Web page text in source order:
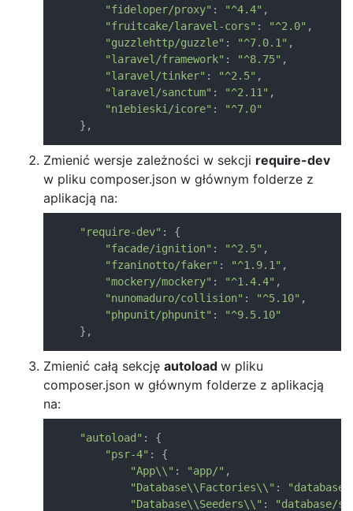
"fideloper/proxy" : "^4.4" ,
"fruitcake/laravel-cors" : "^2.0" ,
"guzzlehttp/guzzle" : "^7.0.1" ,
"laravel/framework" : "^8.75" ,
"laravel/tinker" : "^2.5" ,
"laravel/sanctum" : "^2.11" ,
"n1ebieski/icore" :
"^7.0"
} ,
Zmienić wersje zależności w sekcji require-dev
w pliku composer.json w głównym folderze z
aplikacją na:
"require-dev" :
{
"facade/ignition" : "^2.5" ,
"fzaninotto/faker" : "^1.9.1" ,
"mockery/mockery" : "^1.4.4" ,
"nunomaduro/collision" : "^5.10" ,
"phpunit/phpunit" :
"^9.5.10"
} ,
Zmienić całą sekcję autoload w pliku
composer.json w głównym folderze z aplikacją
na:
"autoload" :
{
"psr-4" :
{
"App\\" : "app/" ,
"Database\\Factories\\" :
"Database\\Seeders\\" :
"database/